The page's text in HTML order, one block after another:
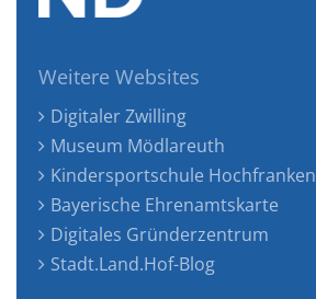
Weitere Websites
Digitaler Zwilling
Museum Mödlareuth
Kindersportschule Hochfranken
Bayerische Ehrenamtskarte
Digitales Gründerzentrum
Stadt.Land.Hof-Blog